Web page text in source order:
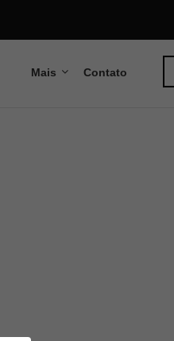
Mais Contato